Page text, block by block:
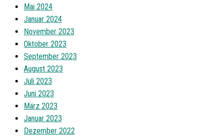
Mai 2024
Januar 2024
November 2023
Oktober 2023
September 2023
August 2023
Juli 2023
Juni 2023
März 2023
Januar 2023
Dezember 2022